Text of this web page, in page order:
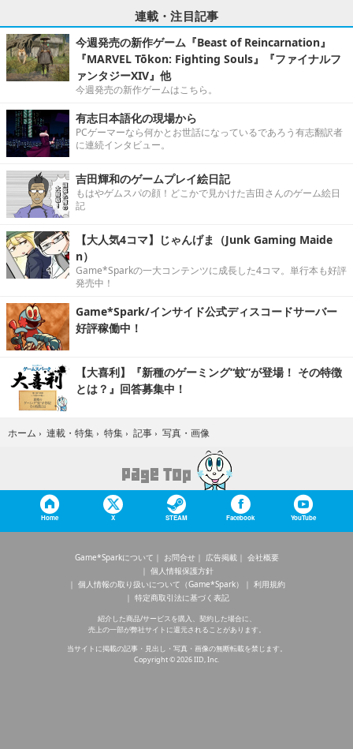
連載・注目記事
今週発売の新作ゲーム『Beast of Reincarnation』
『MARVEL Tōkon: Fighting Souls』『ファイナルフ
ァンタジーXIV』他
今週発売の新作ゲームはこちら。
有志日本語化の現場から
PCゲーマーなら何かとお世話になっているであろう有志翻訳者
に連続インタビュー。
吉田輝和のゲームプレイ絵日記
もはやゲムスパの顔！どこかで見かけた吉田さんのゲーム絵日
記
【大人気4コマ】じゃんげま（Junk Gaming Maide
n）
Game*Sparkの一大コンテンツに成長した4コマ。単行本も好評
発売中！
Game*Spark/インサイド公式ディスコードサーバー
好評稼働中！
【大喜利】『新種のゲーミング“蚊”が登場！ その特徴
とは？』回答募集中！
ホーム › 連載・特集 › 特集 › 記事 › 写真・画像
Home X STEAM Facebook YouTube
Game*Sparkについて お問合せ 広告掲載
会社概要
個人情報保護方針
個人情報の取り扱いについて（Game*Spark）
利用規約
特定商取引法に基づく表記
紹介した商品/サービスを購入、契約した場合に、
売上の一部が弊社サイトに還元されることがあります。
当サイトに掲載の記事・見出し・写真・画像の無断転載を禁じます。
Copyright © 2026 IID, Inc.